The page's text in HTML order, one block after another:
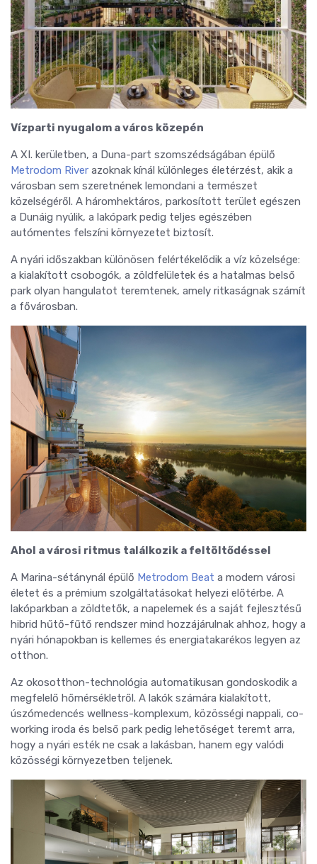
Vízparti nyugalom a város közepén
A XI. kerületben, a Duna-part szomszédságában épülő
Metrodom River azoknak kínál különleges életérzést, akik a
városban sem szeretnének lemondani a természet
közelségéről. A háromhektáros, parkosított terület egészen
a Dunáig nyúlik, a lakópark pedig teljes egészében
autómentes felszíni környezetet biztosít.
A nyári időszakban különösen felértékelődik a víz közelsége:
a kialakított csobogók, a zöldfelületek és a hatalmas belső
park olyan hangulatot teremtenek, amely ritkaságnak számít
a fővárosban.
Ahol a városi ritmus találkozik a feltöltődéssel
A Marina-sétánynál épülő Metrodom Beat a modern városi
életet és a prémium szolgáltatásokat helyezi előtérbe. A
lakóparkban a zöldtetők, a napelemek és a saját fejlesztésű
hibrid hűtő-fűtő rendszer mind hozzájárulnak ahhoz, hogy a
nyári hónapokban is kellemes és energiatakarékos legyen az
otthon.
Az okosotthon-technológia automatikusan gondoskodik a
megfelelő hőmérsékletről. A lakók számára kialakított,
úszómedencés wellness-komplexum, közösségi nappali, co-
working iroda és belső park pedig lehetőséget teremt arra,
hogy a nyári esték ne csak a lakásban, hanem egy valódi
közösségi környezetben teljenek.